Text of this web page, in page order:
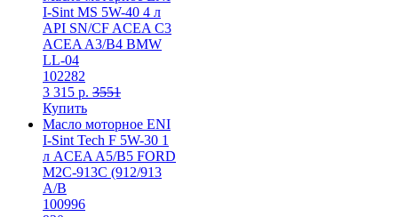
I-Sint MS 5W-40 4 л
API SN/CF ACEA C3
ACEA A3/B4 BMW
LL-04
102282
3 315 р. 3551
Купить
Масло моторное ENI
I-Sint Tech F 5W-30 1
л ACEA A5/B5 FORD
M2С-913С (912/913
A/B
100996